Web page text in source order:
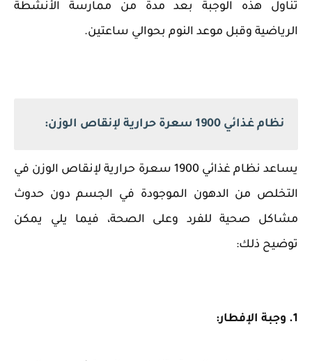
تناول هذه الوجبة بعد مدة من ممارسة الأنشطة
الرياضية وقبل موعد النوم بحوالي ساعتين.
نظام غذائي 1900 سعرة حرارية لإنقاص الوزن:
يساعد نظام غذائي 1900 سعرة حرارية لإنقاص الوزن في
التخلص من الدهون الموجودة في الجسم دون حدوث
مشاكل صحية للفرد وعلى الصحة، فيما يلي يمكن
توضيح ذلك:
1. وجبة الإفطار: